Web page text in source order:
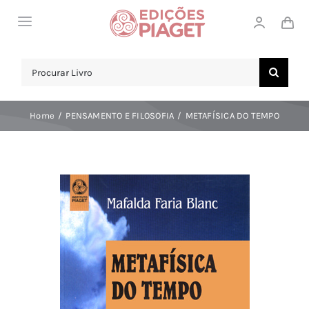
Toggle
COMPRAR!
Search
Home PENSAMENTO E FILOSOFIA METAFÍSICA DO TEMPO